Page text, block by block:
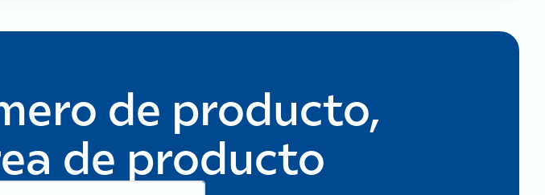
de producto,
de producto